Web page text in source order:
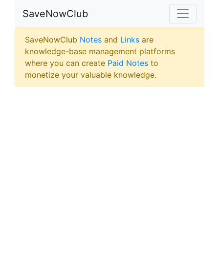
SaveNowClub
SaveNowClub Notes and Links are
knowledge-base management platforms
where you can create Paid Notes to
monetize your valuable knowledge.